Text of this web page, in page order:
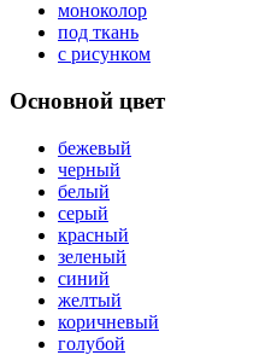
моноколор
под ткань
с рисунком
Основной цвет
бежевый
черный
белый
серый
красный
зеленый
синий
желтый
коричневый
голубой